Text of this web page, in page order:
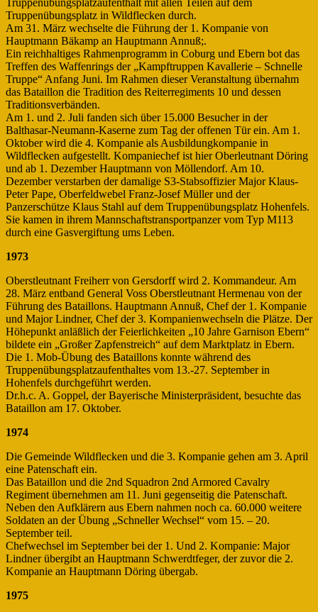
Truppenübungsplatz in Wildflecken durch.
Am 31. März wechselte die Führung der 1. Kompanie von
Hauptmann Bäkamp an Hauptmann Annuß;.
Ein reichhaltiges Rahmenprogramm in Coburg und Ebern bot das
Treffen des Waffenrings der „Kampftruppen Kavallerie – Schnelle
Truppe“ Anfang Juni. Im Rahmen dieser Veranstaltung übernahm
das Bataillon die Tradition des Reiterregiments 10 und dessen
Traditionsverbänden.
Am 1. und 2. Juli fanden sich über 15.000 Besucher in der
Balthasar-Neumann-Kaserne zum Tag der offenen Tür ein. Am 1.
Oktober wird die 4. Kompanie als Ausbildungkompanie in
Wildflecken aufgestellt. Kompaniechef ist hier Oberleutnant Döring
und ab 1. Dezember Hauptmann von Möllendorf. Am 10.
Dezember verstarben der damalige S3-Stabsoffizier Major Klaus-
Peter Pape, Oberfeldwebel Franz-Josef Müller und der
Panzerschütze Klaus Stahl auf dem Truppenübungsplatz Hohenfels.
Sie kamen in ihrem Mannschaftstransportpanzer vom Typ M113
durch eine Gasvergiftung ums Leben.
1973
Oberstleutnant Freiherr von Gersdorff wird 2. Kommandeur. Am
28. März entband General Voss Oberstleutnant Hermenau von der
Führung des Bataillons. Hauptmann Annuß, Chef der 1. Kompanie
und Major Lindner, Chef der 3. Kompanienwechseln die Plätze. Der
Höhepunkt anläßlich der Feierlichkeiten „10 Jahre Garnison Ebern“
bildete ein „Großer Zapfenstreich“ auf dem Marktplatz in Ebern.
Die 1. Mob-Übung des Bataillons konnte während des
Truppenübungsplatzaufenthaltes vom 13.-27. September in
Hohenfels durchgeführt werden.
Dr.h.c. A. Goppel, der Bayerische Ministerpräsident, besuchte das
Bataillon am 17. Oktober.
1974
Die Gemeinde Wildflecken und die 3. Kompanie gehen am 3. April
eine Patenschaft ein.
Das Bataillon und die 2nd Squadron 2nd Armored Cavalry
Regiment übernehmen am 11. Juni gegenseitig die Patenschaft.
Neben den Aufklärern aus Ebern nahmen noch ca. 60.000 weitere
Soldaten an der Übung „Schneller Wechsel“ vom 15. – 20.
September teil.
Chefwechsel im September bei der 1. Und 2. Kompanie: Major
Lindner übergibt an Hauptmann Schwerdtfeger, der zuvor die 2.
Kompanie an Hauptmann Döring übergab.
1975